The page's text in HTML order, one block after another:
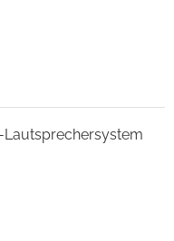
Lautsprechersystem